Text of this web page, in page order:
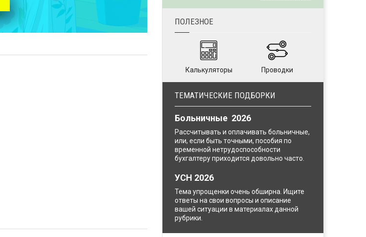
ПОЛЕЗНОЕ
Калькуляторы Проводки
ТЕМАТИЧЕСКИЕ ПОДБОРКИ
Больничные 2026
Рассчитывать и оплачивать больничные,
или, если быть точными, пособия по
временной нетрудоспособности
бухгалтеру приходится довольно часто.
УСН 2026
Тема упрощенки очень обширна. Ищите
ответы на свои вопросы и описание
вашей ситуации в материалах данной
рубрики.